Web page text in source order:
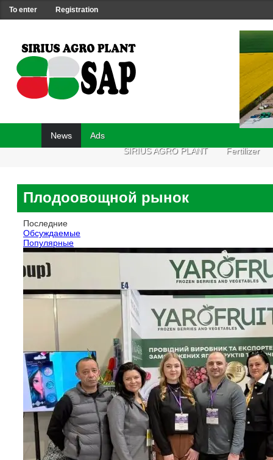
To enter Registration
News
Ads
SIRIUS AGRO PLANT
Fertilizer
Плодоовощной рынок
Последние
Обсуждаемые
Популярные